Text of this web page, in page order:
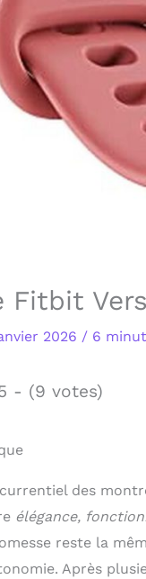
Fitbit
2026 / 6
- (9 votes)
des
élégance,
reste la
Après